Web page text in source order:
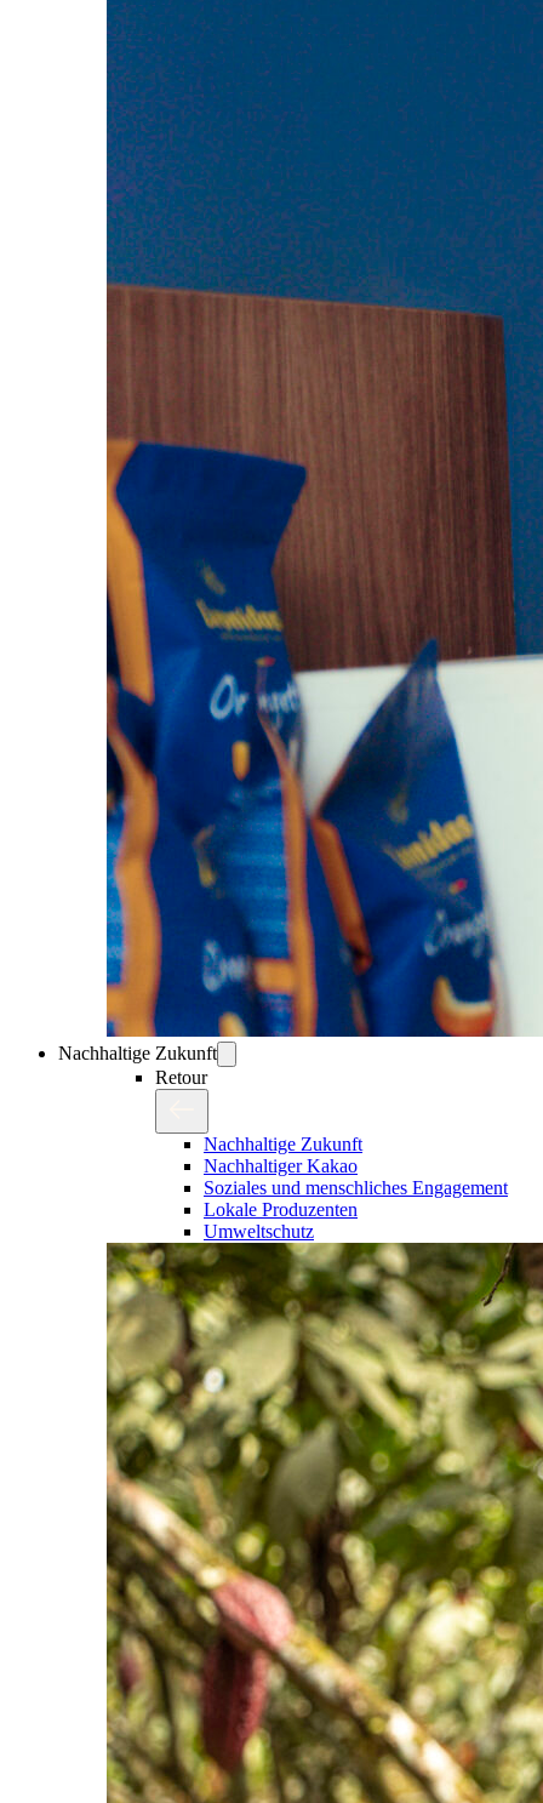
Nachhaltige Zukunft
Retour
Nachhaltige Zukunft
Nachhaltiger Kakao
Soziales und menschliches Engagement
Lokale Produzenten
Umweltschutz